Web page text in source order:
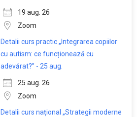
19 aug. 26
Zoom
Detalii curs practic „Integrarea copiilor
cu autism: ce funcționează cu
adevărat?” - 25 aug.
25 aug. 26
Zoom
Detalii curs național „Strategii moderne